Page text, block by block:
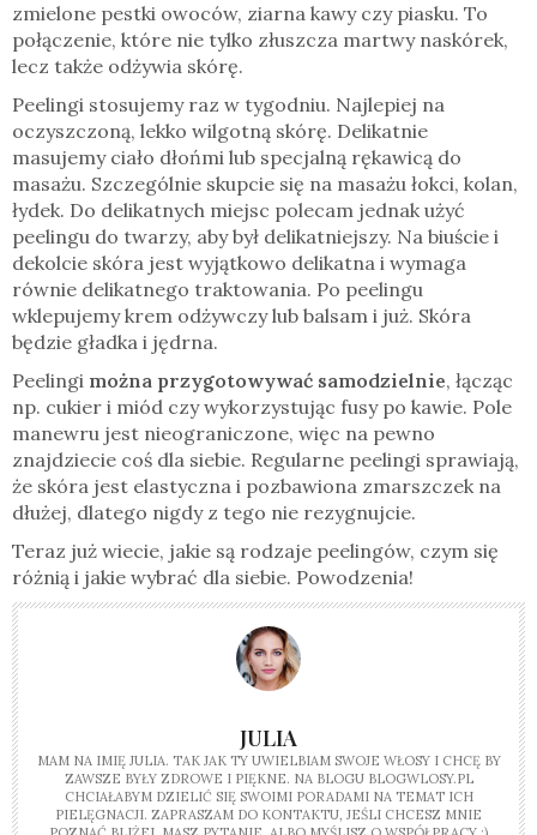
zmielone pestki owoców, ziarna kawy czy piasku. To
połączenie, które nie tylko złuszcza martwy naskórek,
lecz także odżywia skórę.
Peelingi stosujemy raz w tygodniu. Najlepiej na
oczyszczoną, lekko wilgotną skórę. Delikatnie
masujemy ciało dłońmi lub specjalną rękawicą do
masażu. Szczególnie skupcie się na masażu łokci, kolan,
łydek. Do delikatnych miejsc polecam jednak użyć
peelingu do twarzy, aby był delikatniejszy. Na biuście i
dekolcie skóra jest wyjątkowo delikatna i wymaga
równie delikatnego traktowania. Po peelingu
wklepujemy krem odżywczy lub balsam i już. Skóra
będzie gładka i jędrna.
Peelingi można przygotowywać samodzielnie, łącząc
np. cukier i miód czy wykorzystując fusy po kawie. Pole
manewru jest nieograniczone, więc na pewno
znajdziecie coś dla siebie. Regularne peelingi sprawiają,
że skóra jest elastyczna i pozbawiona zmarszczek na
dłużej, dlatego nigdy z tego nie rezygnujcie.
Teraz już wiecie, jakie są rodzaje peelingów, czym się
różnią i jakie wybrać dla siebie. Powodzenia!
JULIA
MAM NA IMIĘ JULIA. TAK JAK TY UWIELBIAM SWOJE WŁOSY I CHCĘ BY
ZAWSZE BYŁY ZDROWE I PIĘKNE. NA BLOGU BLOGWLOSY.PL
CHCIAŁABYM DZIELIĆ SIĘ SWOIMI PORADAMI NA TEMAT ICH
PIELĘGNACJI. ZAPRASZAM DO KONTAKTU, JEŚLI CHCESZ MNIE